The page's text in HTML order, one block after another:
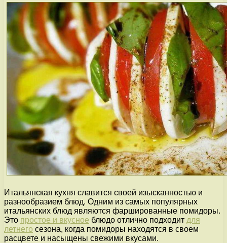
Итальянская кухня славится своей изысканностью и
разнообразием блюд. Одним из самых популярных
итальянских блюд являются фаршированные помидоры.
Это простое и вкусное блюдо отлично подходит для
летнего сезона, когда помидоры находятся в своем
расцвете и насыщены свежими вкусами.